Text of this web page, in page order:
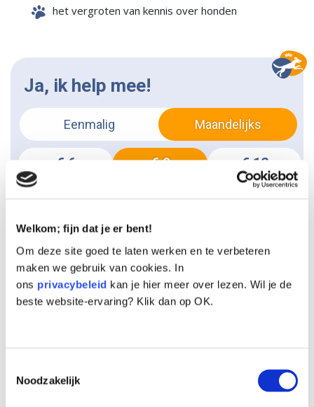
Welkom; fijn dat je er bent!
Om deze site goed te laten werken en te verbeteren
maken we gebruik van cookies. In
ons privacybeleid kan je hier meer over lezen. Wil je de
beste website-ervaring? Klik dan op OK.
Noodzakelijk
het vergroten van kennis over honden
Ja, ik help mee!
Eenmalig Maandelijks
€ 6 € 9 € 12
Persoonlijke Gegevens
Dhr. Mevr. Anders